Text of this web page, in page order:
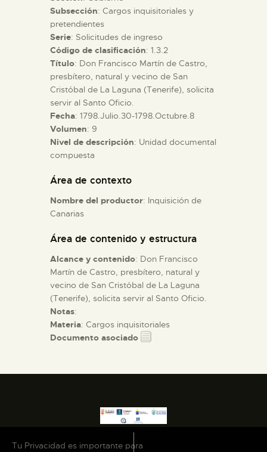
ACTIVIDADES
█
EL MUSEO
COLECCIONES
DIDÁCTICA
ESPAÑOL
Subsección: Cargos inquisitoriales y
pretendientes
Serie: Solicitudes de ingreso
Código de clasificación: 1.3.2
Título: Don Francisco Martín de Castro,
presbítero, natural y vecino de San
Cristóbal de La Laguna (Tenerife), solicita
servir al Santo Oficio.
Fecha: 1798.Julio.30-1798.Octubre.8
Volumen: 9
Nivel de descripción: Unidad documental
compuesta
Área de contexto
Nombre del productor: Inquisición de
Canarias
Área de contenido y estructura
Alcance y contenido: Don Francisco
Martín de Castro, presbítero, natural y
vecino de San Cristóbal de La Laguna
(Tenerife), solicita servir al Santo Oficio.
Notas:
Materia: Cargos inquisitoriales
Documento asociado
Tu Privacidad es importante para